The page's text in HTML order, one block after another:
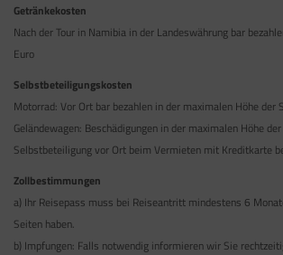
Getränkekosten
Nach der Tour in Namibia in der Landeswährung bar
Euro
Selbstbeteiligungskosten
Motorrad: Vor Ort bar bezahlen in der maximalen Höhe der
Geländewagen: Beschädigungen in der maximalen Höhe
Selbstbeteiligung vor Ort beim Vermieten mit Kreditkarte
Zollbestimmungen
a) Ihr Reisepass muss bei Reiseantritt mindestens 6
Seiten haben.
b) Impfungen: Falls notwendig informieren wir Sie